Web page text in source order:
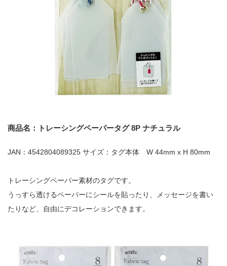
商品名：トレーシングペーパータグ 8P ナチュラル
JAN：4542804089325 サイズ：タグ本体 W 44mm x H 80mm
トレーシングペーパー素材のタグです。
うっすら透けるペーパーにシールを貼ったり、メッセージを書い
たりなど、自由にデコレーションできます。